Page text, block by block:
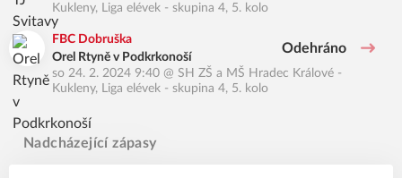
Kukleny, Liga elévek - skupina 4, 5. kolo
FBC Dobruška
Orel Rtyně v Podkrkonoší
Odehráno
so 24. 2. 2024 9:40 @ SH ZŠ a MŠ Hradec Králové -
Kukleny, Liga elévek - skupina 4, 5. kolo
Nadcházející zápasy